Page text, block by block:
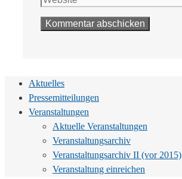
Aktuelles
Pressemitteilungen
Veranstaltungen
Aktuelle Veranstaltungen
Veranstaltungsarchiv
Veranstaltungsarchiv II (vor 2015)
Veranstaltung einreichen